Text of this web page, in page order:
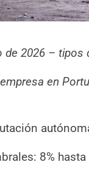
2026 –
en
8%